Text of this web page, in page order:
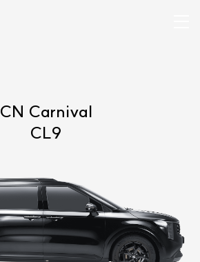
CN Carnival
CL9